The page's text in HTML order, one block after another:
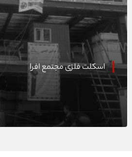
اسکلت فلزی مجتمع افرا